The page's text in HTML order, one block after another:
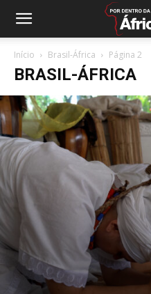
Início Brasil-África Página 2
BRASIL-ÁFRICA